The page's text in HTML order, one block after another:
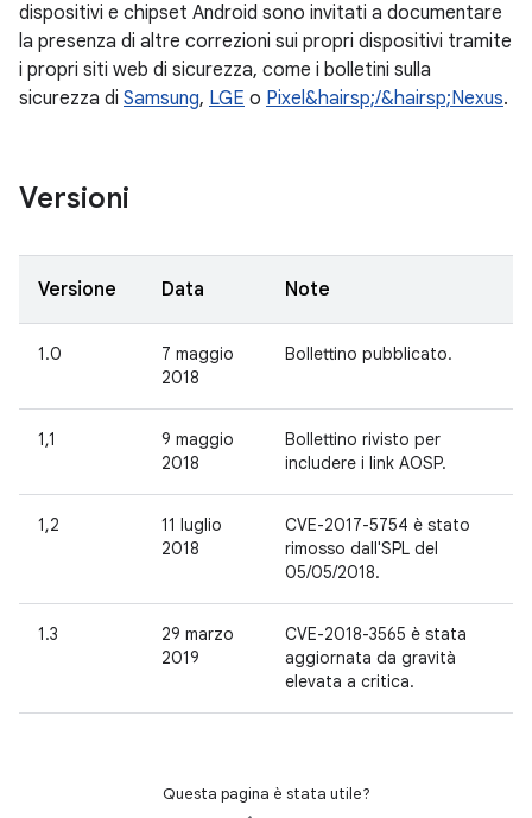
dispositivi e chipset Android sono invitati a documentare
la presenza di altre correzioni sui propri dispositivi tramite
i propri siti web di sicurezza, come i bolletini sulla
sicurezza di Samsung, LGE o Pixel&hairsp;/&hairsp;Nexus.
Versioni
Versione Data Note
1.0
7 maggio
2018
Bollettino pubblicato.
1,1
9 maggio
2018
Bollettino rivisto per
includere i link AOSP.
1,2
11 luglio
2018
CVE-2017-5754 è stato
rimosso dall'SPL del
05/05/2018.
1.3
29 marzo
2019
CVE-2018-3565 è stata
aggiornata da gravità
elevata a critica.
Questa pagina è stata utile?